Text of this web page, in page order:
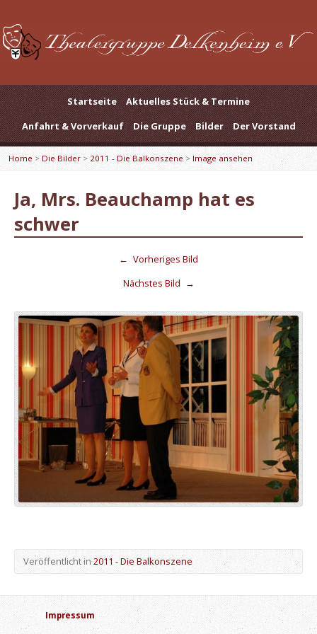
Startseite
Aktuelles Stück & Termine
Anfahrt & Vorverkauf
Die Gruppe Bilder Der Vorstand
Home > Die Bilder> 2011 - Die Balkonszene >Image ansehen
Ja, Mrs. Beauchamp hat es
schwer
← Vorheriges Bild
Nächstes Bild →
Veröffentlicht in2011 - Die Balkonszene
Impressum